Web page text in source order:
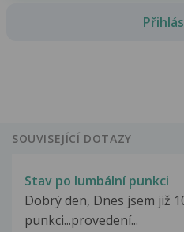
SOUVISEJÍCÍ DOTAZY
Stav po lumbální punkci
Dobrý den, Dnes jsem již
punkci...provedení...